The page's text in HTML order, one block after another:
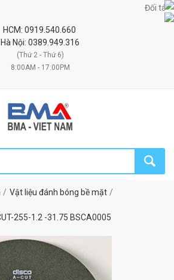
Đối tác uy
HCM: 0919.540.660
Hà Nội: 0389.949.316
(Thứ 2 - Thứ 6)
8:00AM - 17:00PM
Vật liệu đánh bóng bề mặt
255-1.2 -31.75 BSCA0005